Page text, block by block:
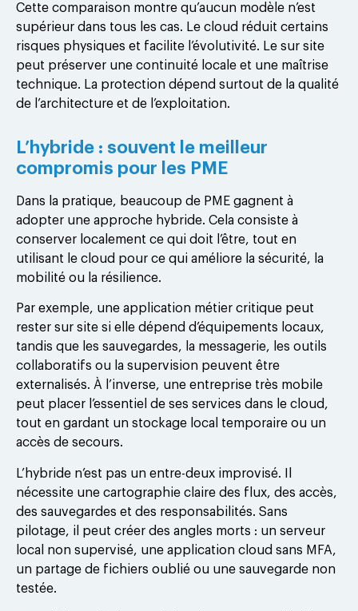
Cette comparaison montre qu’aucun modèle n’est
supérieur dans tous les cas. Le cloud réduit certains
risques physiques et facilite l’évolutivité. Le sur site
peut préserver une continuité locale et une maîtrise
technique. La protection dépend surtout de la qualité
de l’architecture et de l’exploitation.
L’hybride : souvent le meilleur
compromis pour les PME
Dans la pratique, beaucoup de PME gagnent à
adopter une approche hybride. Cela consiste à
conserver localement ce qui doit l’être, tout en
utilisant le cloud pour ce qui améliore la sécurité, la
mobilité ou la résilience.
Par exemple, une application métier critique peut
rester sur site si elle dépend d’équipements locaux,
tandis que les sauvegardes, la messagerie, les outils
collaboratifs ou la supervision peuvent être
externalisés. À l’inverse, une entreprise très mobile
peut placer l’essentiel de ses services dans le cloud,
tout en gardant un stockage local temporaire ou un
accès de secours.
L’hybride n’est pas un entre-deux improvisé. Il
nécessite une cartographie claire des flux, des accès,
des sauvegardes et des responsabilités. Sans
pilotage, il peut créer des angles morts : un serveur
local non supervisé, une application cloud sans MFA,
un partage de fichiers oublié ou une sauvegarde non
testée.